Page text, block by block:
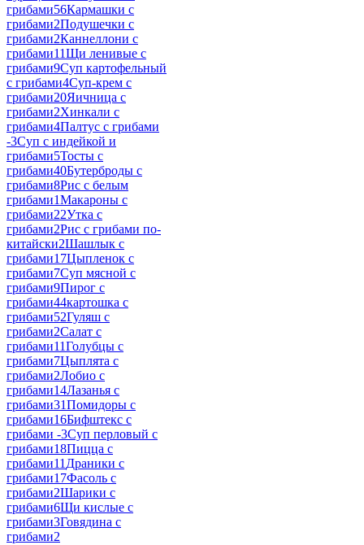
грибами56Кармашки с
грибами2Подушечки с
грибами2Каннеллони с
грибами11Щи ленивые с
грибами9Суп картофельный
с грибами4Суп-крем с
грибами20Яичница с
грибами2Хинкали с
грибами4Палтус с грибами
-3Суп с индейкой и
грибами5Тосты с
грибами40Бутерброды с
грибами8Рис с белым
грибами1Макароны с
грибами22Утка с
грибами2Рис с грибами по-
китайски2Шашлык с
грибами17Цыпленок с
грибами7Суп мясной с
грибами9Пирог с
грибами44картошка с
грибами52Гуляш с
грибами2Салат с
грибами11Голубцы с
грибами7Цыплята с
грибами2Лобио с
грибами14Лазанья с
грибами31Помидоры с
грибами16Бифштекс с
грибами -3Суп перловый с
грибами18Пицца с
грибами11Драники с
грибами17Фасоль с
грибами2Шарики с
грибами6Щи кислые с
грибами3Говядина с
грибами2